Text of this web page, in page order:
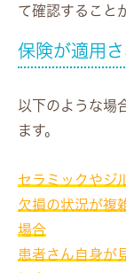
て確認すること
保険が適用さ
以下のような場
ます。
セラミックやジ
欠損の状況が複
場合
患者さん自身が